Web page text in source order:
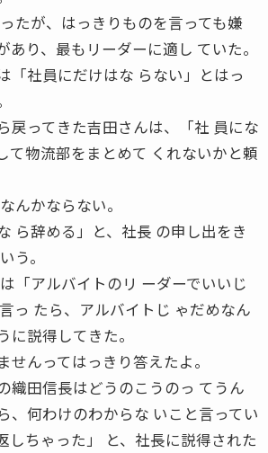
たが、はっきりものを言っても嫌
あり、最もリーダーに適し ていた。
「社員にだけはな らない」とはっ
戻ってきた吉田さんは、「社 員にな
て物流部をまとめて くれないかと頼
んかならない。
ら辞める」と、社長 の申し出をき
う。
「アルバイトのリ ーダーでいいじ
っ たら、アルバイトじ ゃだめなん
に説得してきた。
せんってはっきり答えたよ。
織田信長はどうのこうのっ てうん
、何わけのわからな いこと言ってい
しちゃった」 と、社長に説得された